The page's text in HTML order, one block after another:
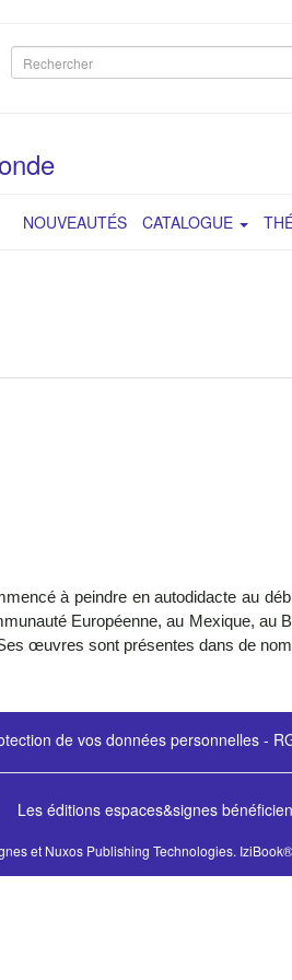
Rechercher
sur
NOUVEAUTÉS CATALOGUE
à peindre en autodidacte au
Européenne, au Mexique, au
œuvres sont présentes dans de
de vos données personnelles -
Les éditions espaces&signes
et Nuxos Publishing Technologies. IziBook®